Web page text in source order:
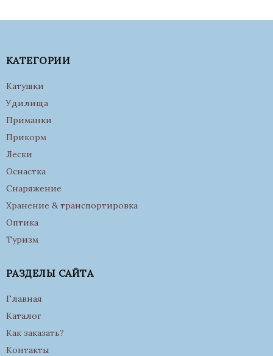
КАТЕГОРИИ
Катушки
Удилища
Приманки
Прикорм
Лески
Оснастка
Снаряжение
Хранение & транспортировка
Оптика
Туризм
РАЗДЕЛЫ САЙТА
Главная
Каталог
Как заказать?
Контакты